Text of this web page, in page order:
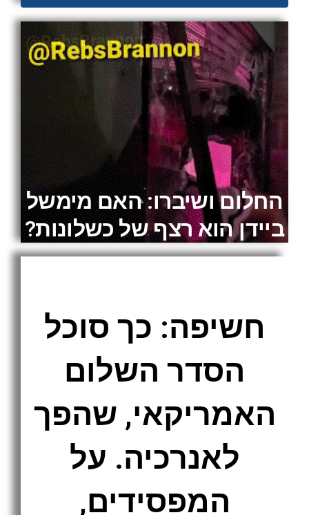
החלום ושיברו: האם מימשל
ביידן הוא רצף של כשלונות?
חשיפה: כך סוכל
הסדר השלום
האמריקאי, שהפך
לאנרכיה. על
המפסידים,